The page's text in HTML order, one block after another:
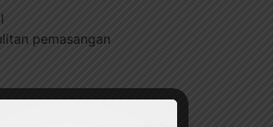
pemasangan